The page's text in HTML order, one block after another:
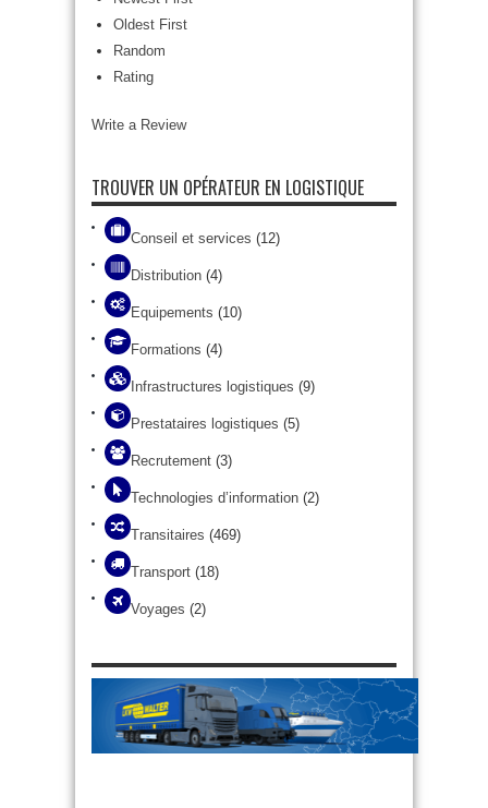
Oldest First
Random
Rating
Write a Review
TROUVER UN OPÉRATEUR EN LOGISTIQUE
Conseil et services (12)
Distribution (4)
Equipements (10)
Formations (4)
Infrastructures logistiques (9)
Prestataires logistiques (5)
Recrutement (3)
Technologies d’information (2)
Transitaires (469)
Transport (18)
Voyages (2)